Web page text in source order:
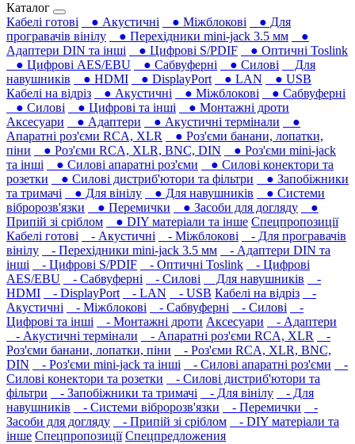
Каталог
Кабелі готові
● Акустичні ● Міжблокові
● Для
програвачів вінілу
● Перехідники mini-jack 3.5 мм
●
Адаптери DIN та інші
● Цифрові S/PDIF
● Оптичні Toslink
● Цифрові AES/EBU
● Сабвуферні ● Силові
Для
навушників‎
● HDMI ● DisplayPort ● LAN
● USB
Кабелі на відріз
● Акустичні ● Міжблокові
● Сабвуферні
● Силові
● Цифрові та інші
● Монтажні дроти
Аксесуари
● Адаптери ● Акустичні термінали
●
Апаратні роз'єми RCA, XLR
● Роз'єми банани, лопатки,
піни
● Роз'єми RCA, XLR, BNC, DIN
● Роз'єми mini-jack
та інші
● Силові апаратні роз'єми
● Силові конектори та
розетки
● Силові дистриб'ютори та фільтри
● Запобіжники
та тримачі
● Для вінілу ● Для навушників‎
● Системи
вібророзв'язки
● Перемички ● Засоби для догляду
●
Припій зі сріблом
● DIY матеріали та інше Спецпропозиції
Кабелі готові
- Акустичні - Міжблокові
- Для програвачів
вінілу
- Перехідники mini-jack 3.5 мм
- Адаптери DIN та
інші
- Цифрові S/PDIF - Оптичні Toslink
- Цифрові
AES/EBU
- Сабвуферні - Силові Для навушників‎
-
HDMI
- DisplayPort - LAN - USB Кабелі на відріз
-
Акустичні
- Міжблокові - Сабвуферні - Силові
-
Цифрові та інші
- Монтажні дроти Аксесуари
- Адаптери
- Акустичні термінали
- Апаратні роз'єми RCA, XLR
-
Роз'єми банани, лопатки, піни
- Роз'єми RCA, XLR, BNC,
DIN
- Роз'єми mini-jack та інші - Силові апаратні роз'єми
-
Силові конектори та розетки
- Силові дистриб'ютори та
фільтри
- Запобіжники та тримачі - Для вінілу
- Для
навушників‎
- Системи вібророзв'язки - Перемички
-
Засоби для догляду
- Припій зі сріблом
- DIY матеріали та
інше Спецпропозиції Спецпредложения